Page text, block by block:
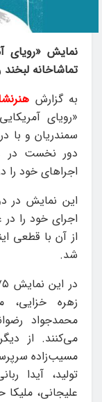
نمایش «رویای
تماشاخانه لبخند
به گزارش
«رویای
سمندریان و با
دور نخست در
اجراهای خود را
اجرای خود را
از آن با قطعی
شد.
زهره خزایی،
محمدجواد
می‌کنند. از
مسیب‌زاده
تولید، آیدا
علیجانی،